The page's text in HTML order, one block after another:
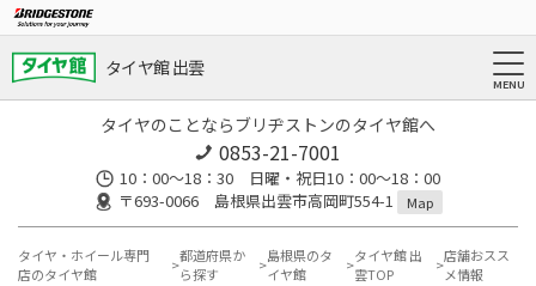
タイヤ館 出雲
タイヤのことならブリヂストンのタイヤ館へ
0853-21-7001
10：00～18：30 日曜・祝日10：00～18：00
〒693-0066 島根県出雲市高岡町554-1
Map
タイヤ・ホイール専門
店のタイヤ館
都道府県か
ら探す
島根県のタ
イヤ館
タイヤ館 出
雲TOP
店舗おスス
メ情報